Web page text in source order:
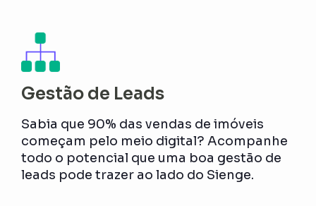
Gestão de Leads
Sabia que 90% das vendas de imóveis
começam pelo meio digital? Acompanhe
todo o potencial que uma boa gestão de
leads pode trazer ao lado do Sienge.